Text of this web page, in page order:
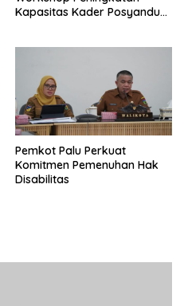
Kapasitas Kader Posyandu
Pemkot Palu Perkuat
Komitmen Pemenuhan Hak
Disabilitas